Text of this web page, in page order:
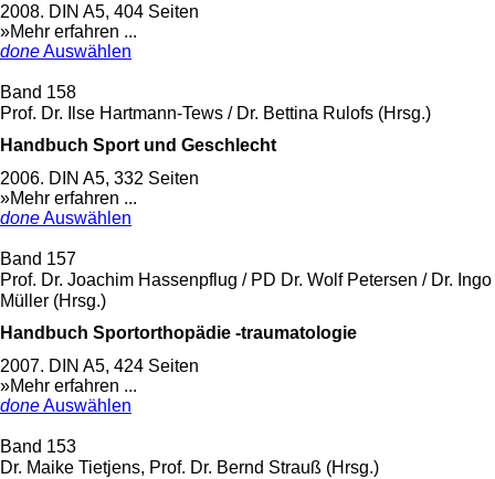
2008. DIN A5, 404 Seiten
»Mehr erfahren ...
doneAuswählen
Band 158
Prof. Dr. Ilse Hartmann-Tews / Dr. Bettina Rulofs (Hrsg.)
Handbuch Sport und Geschlecht
2006. DIN A5, 332 Seiten
»Mehr erfahren ...
doneAuswählen
Band 157
Prof. Dr. Joachim Hassenpflug / PD Dr. Wolf Petersen / Dr. Ingo
Müller (Hrsg.)
Handbuch Sportorthopädie -traumatologie
2007. DIN A5, 424 Seiten
»Mehr erfahren ...
doneAuswählen
Band 153
Dr. Maike Tietjens, Prof. Dr. Bernd Strauß (Hrsg.)